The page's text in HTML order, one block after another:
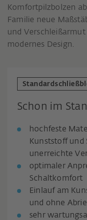
Komfortpilzbolzen
Familie neue
und
modernes Design.
Schon im
hochfeste
Kunststoff und
unerreichte
optimaler
Schaltkomfort
Einlauf am
und ohne
sehr